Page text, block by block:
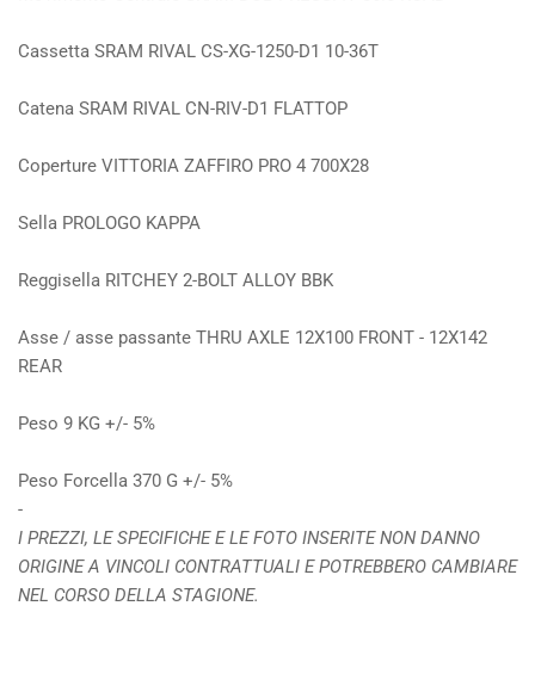
Cassetta SRAM RIVAL CS-XG-1250-D1 10-36T
Catena SRAM RIVAL CN-RIV-D1 FLATTOP
Coperture VITTORIA ZAFFIRO PRO 4 700X28
Sella PROLOGO KAPPA
Reggisella RITCHEY 2-BOLT ALLOY BBK
Asse / asse passante THRU AXLE 12X100 FRONT - 12X142
REAR
Peso 9 KG +/- 5%
Peso Forcella 370 G +/- 5%
-
I PREZZI, LE SPECIFICHE E LE FOTO INSERITE NON DANNO
ORIGINE A VINCOLI CONTRATTUALI EPOTREBBERO CAMBIARE
NEL CORSO DELLA STAGIONE.